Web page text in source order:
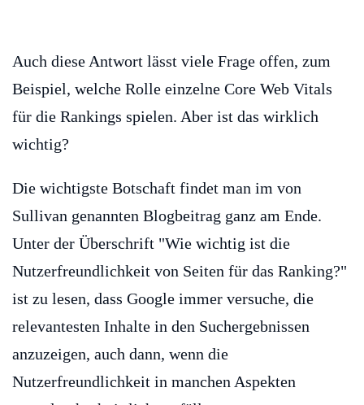
Auch diese Antwort lässt viele Frage offen, zum
Beispiel, welche Rolle einzelne Core Web Vitals
für die Rankings spielen. Aber ist das wirklich
wichtig?
Die wichtigste Botschaft findet man im von
Sullivan genannten Blogbeitrag ganz am Ende.
Unter der Überschrift "Wie wichtig ist die
Nutzerfreundlichkeit von Seiten für das Ranking?"
ist zu lesen, dass Google immer versuche, die
relevantesten Inhalte in den Suchergebnissen
anzuzeigen, auch dann, wenn die
Nutzerfreundlichkeit in manchen Aspekten